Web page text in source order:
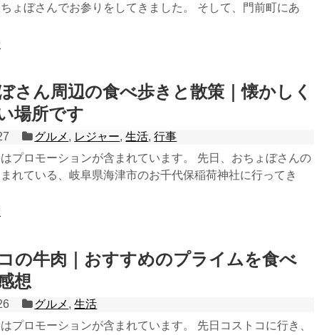
ょぼさんでお参りをしてきました。 そして、門前町にあ
さん周辺の食べ歩きと散策｜懐かしく
場所です
グルメ , レジャー,生活,行事
プロモーションが含まれています。 先日、おちょぼさんの
れている、岐阜県海津市のお千代保稲荷神社に行ってき
の牛肉｜おすすめのプライムを食べ
想
グルメ ,生活
プロモーションが含まれています。 先日コストコに行き、